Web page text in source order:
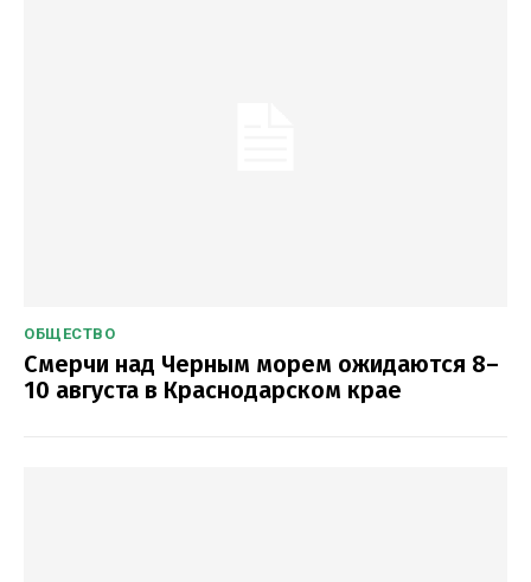
ОБЩЕСТВО
Смерчи над Черным морем ожидаются 8–
10 августа в Краснодарском крае